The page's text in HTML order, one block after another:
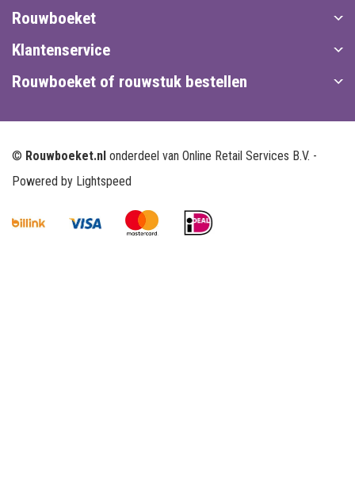
Rouwboeket
Klantenservice
Rouwboeket of rouwstuk bestellen
© Rouwboeket.nl onderdeel van Online Retail Services B.V. -
Powered by Lightspeed